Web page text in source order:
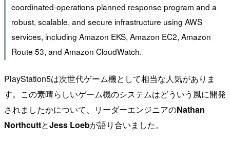
coordinated-operations planned response program and a
robust, scalable, and secure infrastructure using AWS
services, including Amazon EKS, Amazon EC2, Amazon
Route 53, and Amazon CloudWatch.
PlayStation5は次世代ゲーム機として相当な人気がありま
す。この素晴らしいゲーム機のシステムはどういう風に開発
されましたかについて、リーダーエンジニアのNathan
NorthcuttとJess Loebが語り合いました。